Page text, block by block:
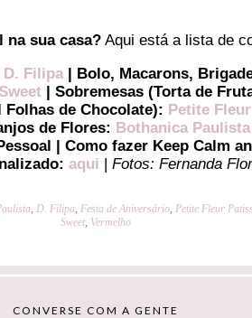
na sua casa? Aqui está a lista de
D. Filipa | Bolo, Macarons,
| Sobremesas (Torta de
Folhas de Chocolate): Petite Fleur
de Flores: Bothanica
| Como fazer Keep Calm
aqui |Fotos: Fernanda
, D. Filipa, Festa de Aniversário, Petite Fleur
Sweet, Vermelho
CONVERSE COM A GENTE